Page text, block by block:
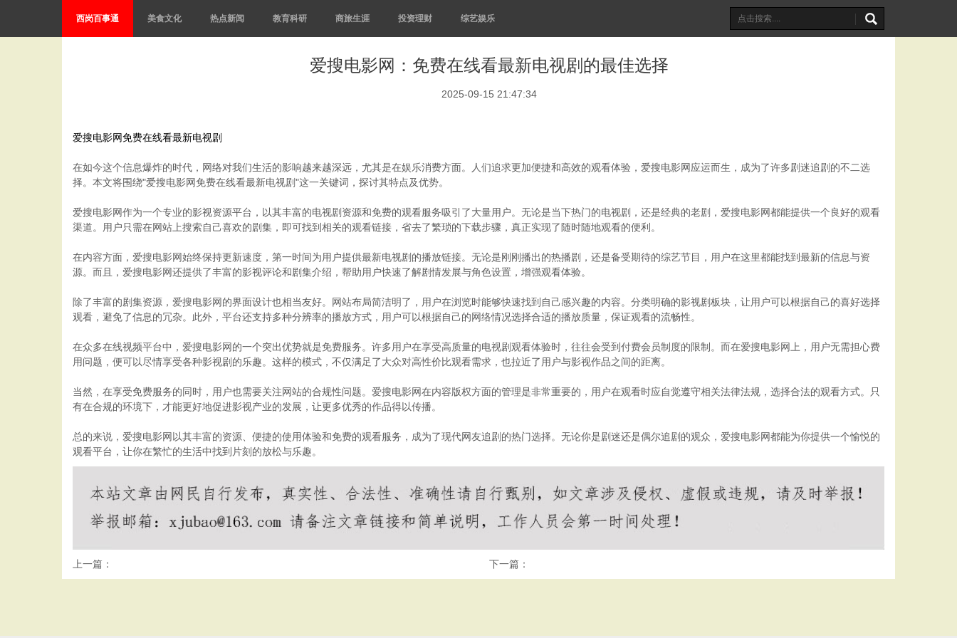
西岗百事通 美食文化 热点新闻 教育科研 商旅生涯 投资理财 综艺娱乐
爱搜电影网：免费在线看最新电视剧的最佳选择
2025-09-15 21:47:34
爱搜电影网免费在线看最新电视剧
在如今这个信息爆炸的时代，网络对我们生活的影响越来越深远，尤其是在娱乐消费方面。人们追求更加便捷和高效的观看体验，爱搜电影网应运而生，成为了许多剧迷追剧的不二选
择。本文将围绕"爱搜电影网免费在线看最新电视剧"这一关键词，探讨其特点及优势。
爱搜电影网作为一个专业的影视资源平台，以其丰富的电视剧资源和免费的观看服务吸引了大量用户。无论是当下热门的电视剧，还是经典的老剧，爱搜电影网都能提供一个良好的观看
渠道。用户只需在网站上搜索自己喜欢的剧集，即可找到相关的观看链接，省去了繁琐的下载步骤，真正实现了随时随地观看的便利。
在内容方面，爱搜电影网始终保持更新速度，第一时间为用户提供最新电视剧的播放链接。无论是刚刚播出的热播剧，还是备受期待的综艺节目，用户在这里都能找到最新的信息与资
源。而且，爱搜电影网还提供了丰富的影视评论和剧集介绍，帮助用户快速了解剧情发展与角色设置，增强观看体验。
除了丰富的剧集资源，爱搜电影网的界面设计也相当友好。网站布局简洁明了，用户在浏览时能够快速找到自己感兴趣的内容。分类明确的影视剧板块，让用户可以根据自己的喜好选择
观看，避免了信息的冗杂。此外，平台还支持多种分辨率的播放方式，用户可以根据自己的网络情况选择合适的播放质量，保证观看的流畅性。
在众多在线视频平台中，爱搜电影网的一个突出优势就是免费服务。许多用户在享受高质量的电视剧观看体验时，往往会受到付费会员制度的限制。而在爱搜电影网上，用户无需担心费
用问题，便可以尽情享受各种影视剧的乐趣。这样的模式，不仅满足了大众对高性价比观看需求，也拉近了用户与影视作品之间的距离。
当然，在享受免费服务的同时，用户也需要关注网站的合规性问题。爱搜电影网在内容版权方面的管理是非常重要的，用户在观看时应自觉遵守相关法律法规，选择合法的观看方式。只
有在合规的环境下，才能更好地促进影视产业的发展，让更多优秀的作品得以传播。
总的来说，爱搜电影网以其丰富的资源、便捷的使用体验和免费的观看服务，成为了现代网友追剧的热门选择。无论你是剧迷还是偶尔追剧的观众，爱搜电影网都能为你提供一个愉悦的
观看平台，让你在繁忙的生活中找到片刻的放松与乐趣。
上一篇： 下一篇：